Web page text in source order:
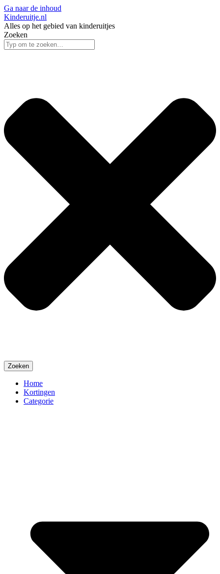
Ga naar de inhoud
Kinderuitje.nl
Alles op het gebied van kinderuitjes
Zoeken
Zoeken
Home
Kortingen
Categorie